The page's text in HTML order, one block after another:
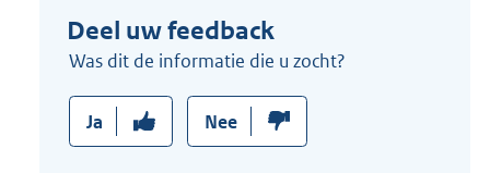
Deel uw feedback
Was dit de informatie die u zocht?
Ja Nee